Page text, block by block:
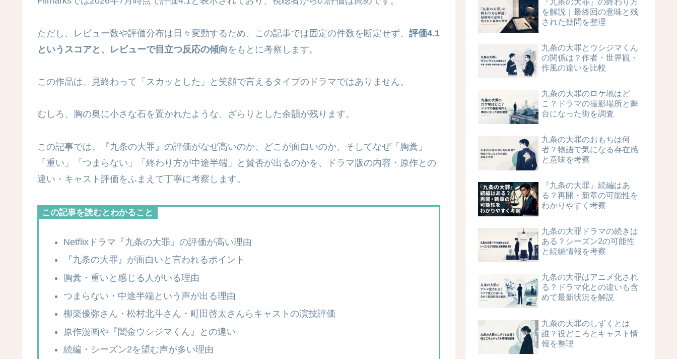
ただし、レビュー数や評価分布は日々変動するため、この記事では固定の件数を断定せず、 評価4.1
というスコアと、レビューで目立つ反応の傾向 をもとに考察します。
この作品は、見終わって「スカッとした」と笑顔で言えるタイプのドラマではありません。
むしろ、胸の奥に小さな石を置かれたような、ざらりとした余韻が残ります。
この記事では、『九条の大罪』の評価がなぜ高いのか、どこが面白いのか、そしてなぜ「胸糞」
「重い」「つまらない」「終わり方が中途半端」と賛否が出るのかを、ドラマ版の内容・原作との
違い・キャスト評価をふまえて丁寧に考察します。
この記事を読むとわかること
Netflixドラマ『九条の大罪』の評価が高い理由
『九条の大罪』が面白いと言われるポイント
胸糞・重いと感じる人がいる理由
つまらない・中途半端という声が出る理由
柳楽優弥さん・松村北斗さん・町田啓太さんらキャストの演技評価
原作漫画や『闇金ウシジマくん』との違い
続編・シーズン2を望む声が多い理由
を解説｜最終回の意味と残
された疑問を整理
九条の大罪とウシジマくん
の関係は？作者・世界観・
作風の違いを比較
九条の大罪のロケ地はど
こ？ドラマの撮影場所と舞
台になった街を調査
九条の大罪のおもちは何
者？物語で気になる存在感
と意味を考察
『九条の大罪』続編はあ
る？再開・新章の可能性を
わかりやすく考察
九条の大罪ドラマの続きは
ある？シーズン2の可能性
と続編情報を考察
九条の大罪はアニメ化され
る？ドラマ化との違いも含
めて最新状況を解説
九条の大罪のしずくとは
誰？役どころとキャスト情
報を整理